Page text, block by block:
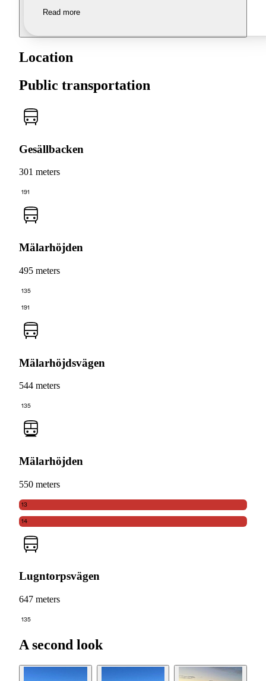
Read more
Location
Public transportation
Gesällbacken
301 meters
191
Mälarhöjden
495 meters
135
191
Mälarhöjdsvägen
544 meters
135
Mälarhöjden
550 meters
13
14
Lugntorpsvägen
647 meters
135
A second look